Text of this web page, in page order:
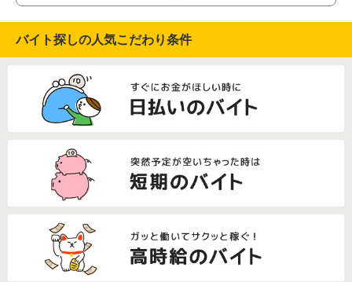
バイト探しの人気こだわり条件